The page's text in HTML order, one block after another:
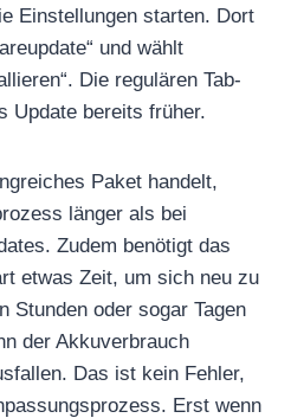
Einstellungen starten. Dort
und wählt
Die regulären Tab-
Update bereits früher.
Paket handelt,
länger als bei
Zudem benötigt das
etwas Zeit, um sich neu zu
Stunden oder sogar Tagen
der Akkuverbrauch
Das ist kein Fehler,
Erst wenn